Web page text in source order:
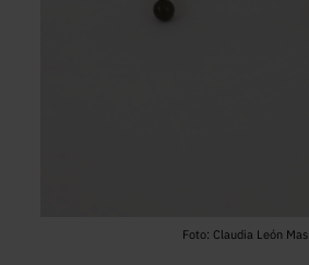
Foto: Claudia León Mas